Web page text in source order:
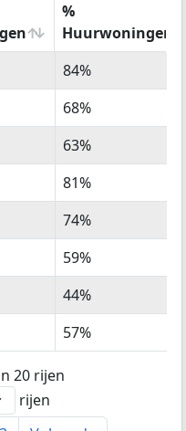
%
Huurwoningen
%
Huurwoningen
84%
68%
63%
81%
74%
59%
44%
57%
20 rijen
rijen